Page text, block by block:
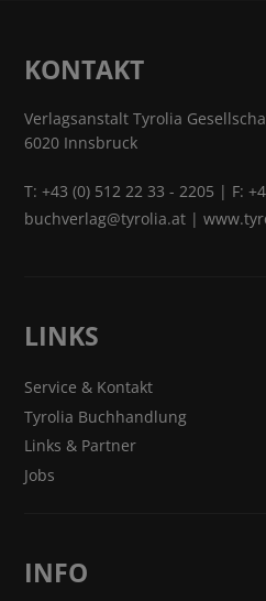
KONTAKT
Verlagsanstalt Tyrolia
6020 Innsbruck
T:+43 (0) 512 22 33 - 2205 | F:
buchverlag@tyrolia.at |
LINKS
Service & Kontakt
Tyrolia Buchhandlung
Links & Partner
Jobs
INFO